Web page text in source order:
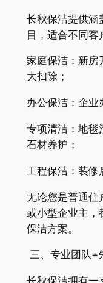
长秋保洁提供涵
目，适合不同客
家庭保洁：新房
大扫除；
办公保洁：企业
专项清洁：地毯
石材养护；
工程保洁：装修
无论您是普通住
或小型企业主，
保洁方案。
三、专业团队+